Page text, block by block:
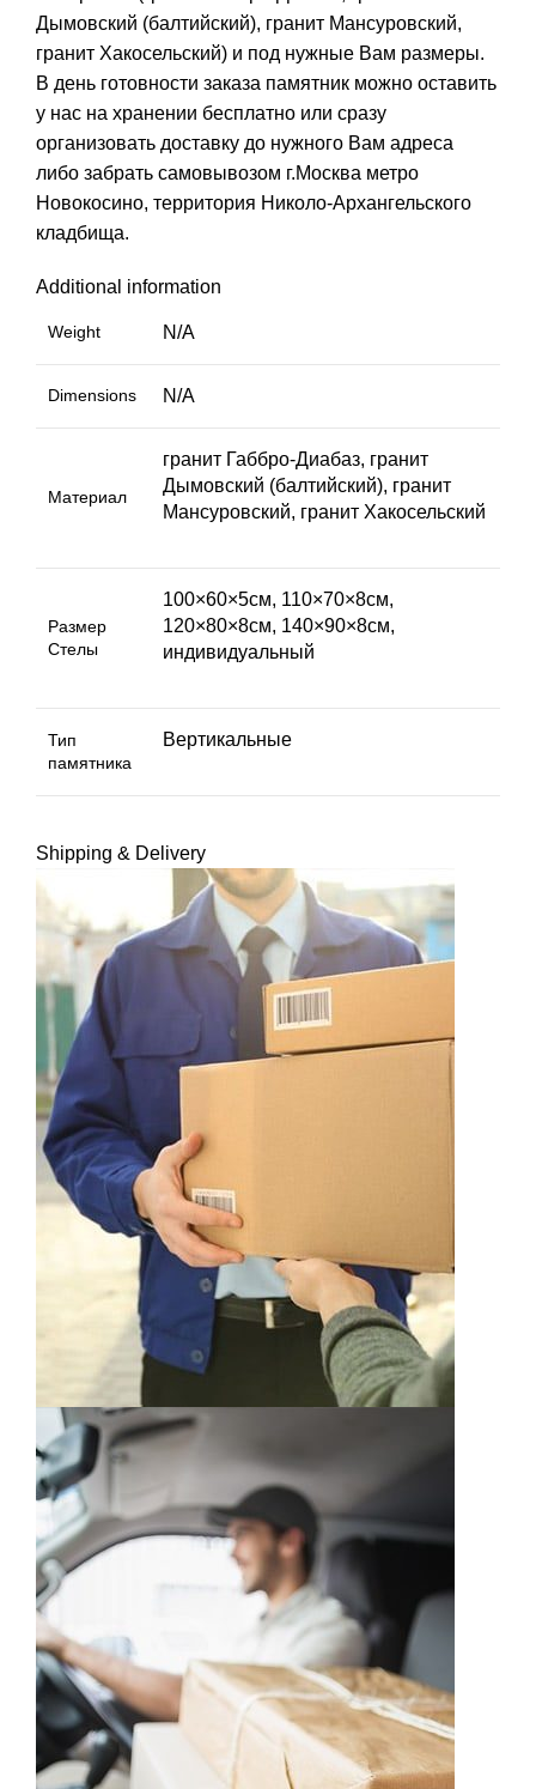
Дымовский (балтийский), гранит Мансуровский,
гранит Хакосельский) и под нужные Вам размеры.
В день готовности заказа памятник можно оставить
у нас на хранении бесплатно или сразу
организовать доставку до нужного Вам адреса
либо забрать самовывозом г.Москва метро
Новокосино, территория Николо-Архангельского
кладбища.
Additional information
Weight N/A
Dimensions N/A
Материал
гранит Габбро-Диабаз, гранит
Дымовский (балтийский), гранит
Мансуровский, гранит Хакосельский
Размер
Стелы
100×60×5см, 110×70×8см,
120×80×8см, 140×90×8см,
индивидуальный
Тип
памятника
Вертикальные
Shipping & Delivery